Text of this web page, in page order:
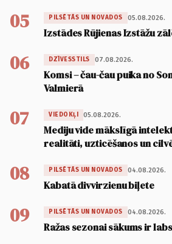
05 PILSĒTĀS UN NOVADOS 05.08.2026.
Izstādes Rūjienas Izstāžu
06 DZĪVESSTILS 07.08.2026.
Komsi – čau-čau puika no
Valmierā
07 VIEDOKĻI 05.08.2026.
Mediju vide mākslīgā
realitāti, uzticēšanos un
08 PILSĒTĀS UN NOVADOS 04.08.2026.
Kabatā divvirzienu biļete
09 PILSĒTĀS UN NOVADOS 04.08.2026.
Ražas sezonai sākums ir labs